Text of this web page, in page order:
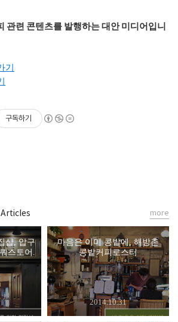
관련 콘텐츠를 발행하는 대안 미디어입니
기
구독하기
샵, 압구
스토어.
마음은 이미 콩밭에, 해방촌
콩밭커피로스터
2014.10.31
more